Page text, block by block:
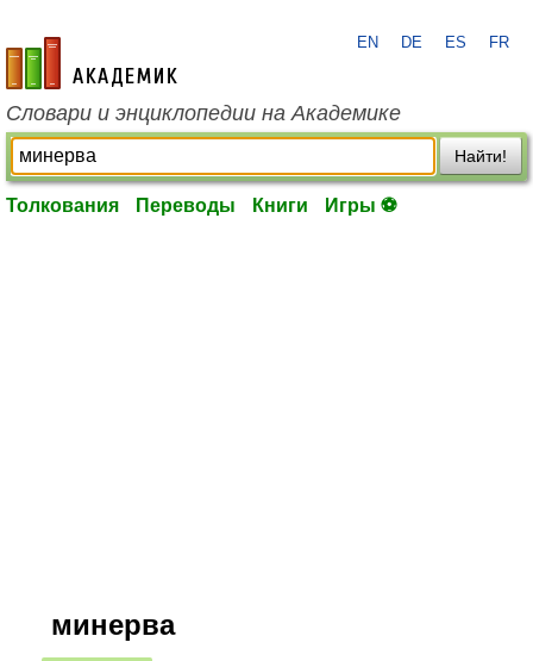
academic.ru
EN DE ES FR
Словари и энциклопедии на Академике
Найти!
Толкования Переводы Книги Игры ⚽
минерва